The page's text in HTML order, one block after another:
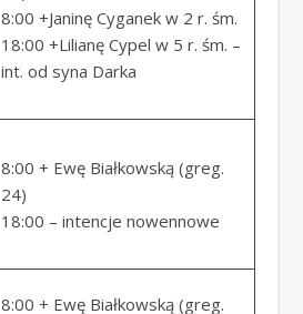
8:00 +Janinę Cyganek w 2 r. śm.
18:00 +Lilianę Cypel w 5 r. śm. –
int. od syna Darka
8:00 + Ewę Białkowską (greg.
24)
18:00 – intencje nowennowe
8:00 + Ewę Białkowską (greg.